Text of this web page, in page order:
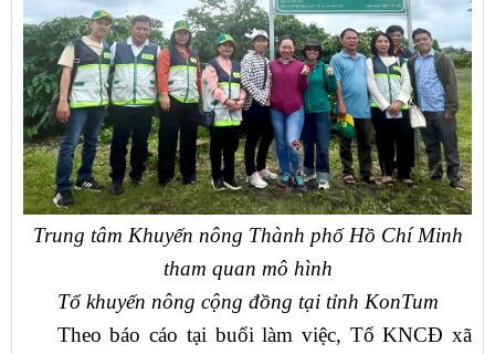
Trung tâm Khuyến nông Thành phố Hồ Chí Minh
tham quan mô hình
Tổ khuyến nông cộng đồng tại tỉnh KonTum
Theo báo cáo tại buổi làm việc, Tổ KNCĐ xã